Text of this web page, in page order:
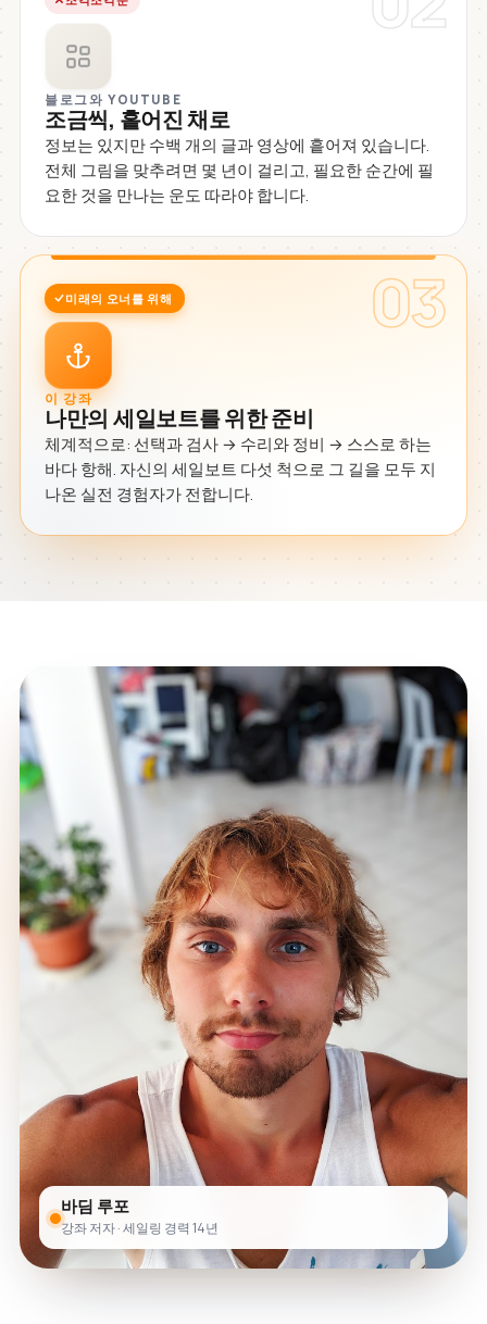
블로그와 YOUTUBE
조금씩, 흩어진 채로
정보는 있지만 수백 개의 글과 영상에 흩어져 있습니다.
전체 그림을 맞추려면 몇 년이 걸리고, 필요한 순간에 필
요한 것을 만나는 운도 따라야 합니다.
03
미래의 오너를 위해
이 강좌
나만의 세일보트를 위한 준비
체계적으로: 선택과 검사 → 수리와 정비 → 스스로 하는
바다 항해. 자신의 세일보트 다섯 척으로 그 길을 모두 지
나온 실전 경험자가 전합니다.
바딤 루포
강좌 저자 · 세일링 경력 14년